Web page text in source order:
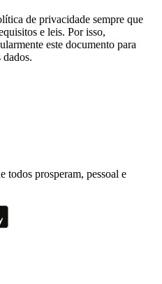
de privacidade sempre que
e leis. Por isso,
este documento para
dados.
todos prosperam, pessoal e